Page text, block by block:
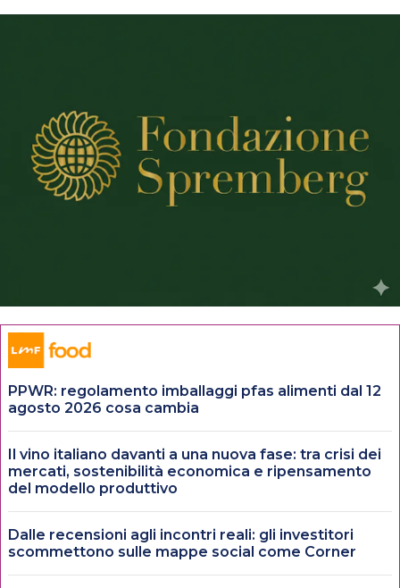
PPWR: regolamento imballaggi pfas alimenti dal 12
agosto 2026 cosa cambia
Il vino italiano davanti a una nuova fase: tra crisi dei
mercati, sostenibilità economica e ripensamento
del modello produttivo
Dalle recensioni agli incontri reali: gli investitori
scommettono sulle mappe social come Corner